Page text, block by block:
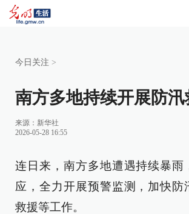
今日关注 >
南方多地持续开展防汛
来源： 新华社
2026-05-28 16:55
连日来，南方多地遭遇持续暴雨
应，全力开展预警监测，加快防
救援等工作。